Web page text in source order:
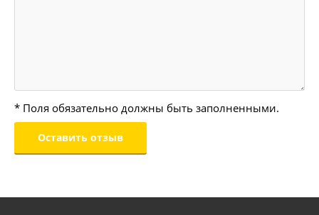
* Поля обязательно должны быть заполненными.